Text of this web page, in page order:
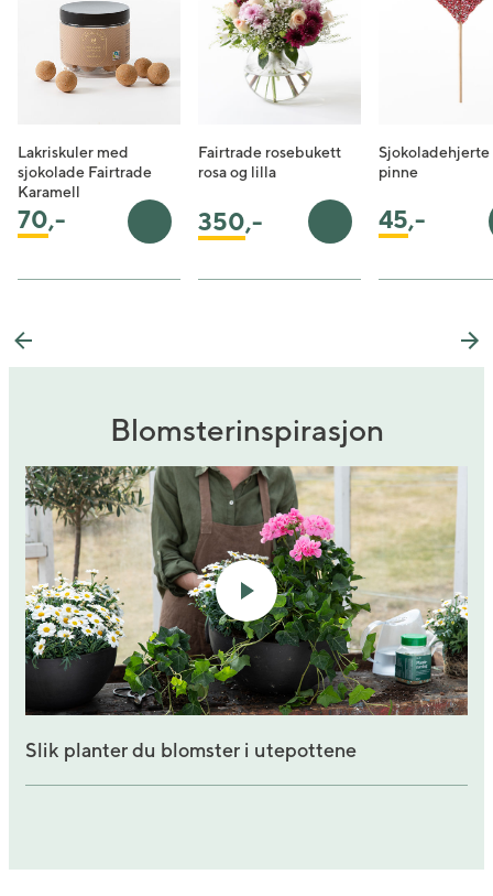
Lakriskuler med
sjokolade Fairtrade
Karamell
70,- Legg i handlekurv
Fairtrade rosebukett
rosa og lilla
350,- Legg i handlekurv
Sjokoladehjerte
pinne
45,-
Previous
Blomsterinspirasjon
Slik planter du blomster i utepottene